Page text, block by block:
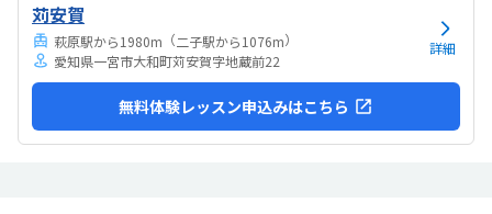
苅安賀
萩原駅から1980m （二子駅から1076m）
愛知県一宮市大和町苅安賀字地蔵前22
詳細
無料体験レッスン申込みはこちら